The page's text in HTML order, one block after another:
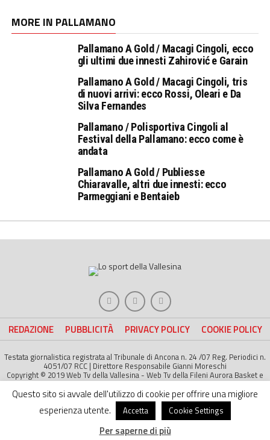
MORE IN PALLAMANO
Pallamano A Gold / Macagi Cingoli, ecco
gli ultimi due innesti Zahirović e Garain
Pallamano A Gold / Macagi Cingoli, tris
di nuovi arrivi: ecco Rossi, Oleari e Da
Silva Fernandes
Pallamano / Polisportiva Cingoli al
Festival della Pallamano: ecco come è
andata
Pallamano A Gold / Publiesse
Chiaravalle, altri due innesti: ecco
Parmeggiani e Bentaieb
REDAZIONE PUBBLICITÀ PRIVACY POLICY COOKIE POLICY
Testata giornalistica registrata al Tribunale di Ancona n. 24 /07 Reg. Periodici n.
4051/07 RCC | Direttore Responsabile Gianni Moreschi
Copyright © 2019 Web Tv della Vallesina - Web Tv della Fileni Aurora Basket e
della Jesina Calcio. All right Reserved | Project byLife Color
Questo sito si avvale dell'utilizzo di cookie per offrire una migliore
esperienza utente.
Accetta Cookie Settings
Per saperne di più